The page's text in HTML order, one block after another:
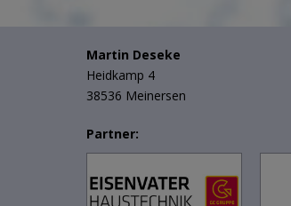
Martin Deseke
Heidkamp 4
38536 Meinersen
Partner: